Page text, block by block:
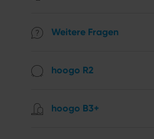
Weitere Fragen
hoogo R2
hoogo B3+